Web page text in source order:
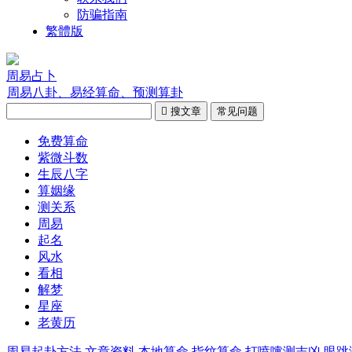
防骗指南
繁體版
周易占卜
周易八卦、易经算命、预测算卦
 搜文章 常见问题
免费算命
紫微斗数
生辰八字
算姻缘
测关系
周易
起名
风水
看相
解梦
星座
老黄历